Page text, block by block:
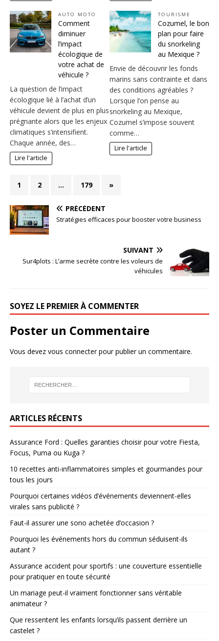
AUTO MOTO
Comment
diminuer
l’impact
écologique de
votre achat de
véhicule ?
La question de l’impact
écologique lié à l’achat d’un
véhicule devient de plus en plus
prégnante alors que les enjeux
climatiques s’intensifient.
Chaque année, des…
Lire l'article
TOURISME
Cozumel, le bon
plan pour faire
du snorkeling
au Mexique ?
Envie de découvrir les fonds
marins sans contrainte et dans
des conditions agréables ?
Lorsque l’on pense au
snorkeling au Mexique,
Cozumel s’impose souvent
comme…
Lire l'article
1 2 … 179 »
PRÉCÉDENT
Stratégies efficaces pour booster votre business
SUIVANT
Sur4plots : L’arme secrète contre les voleurs de
véhicules
SOYEZ LE PREMIER À COMMENTER
Poster un Commentaire
Vous devez vous connecterpour publier un commentaire.
ARTICLES RÉCENTS
Assurance Ford : Quelles garanties choisir pour votre Fiesta,
Focus, Puma ou Kuga ?
10 recettes anti-inflammatoires simples et gourmandes pour
tous les jours
Pourquoi certaines vidéos d’événements deviennent-elles
virales sans publicité ?
Faut-il assurer une sono achetée d’occasion ?
Pourquoi les événements hors du commun séduisent-ils
autant ?
Assurance accident pour sportifs : une couverture essentielle
pour pratiquer en toute sécurité
Un mariage peut-il vraiment fonctionner sans véritable
animateur ?
Que ressentent les enfants lorsqu’ils passent derrière un
castelet ?